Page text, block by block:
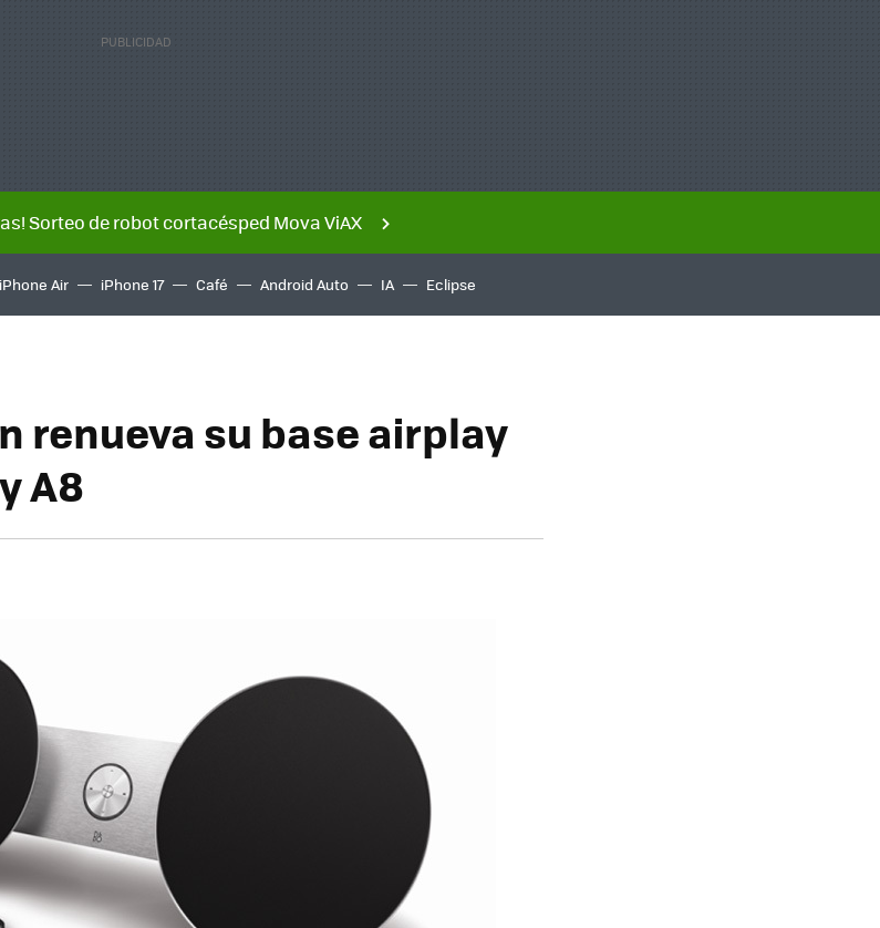
Sorteo de robot cortacésped Mova ViAX
iPhone Air iPhone 17 Café Android Auto IA Eclipse
renueva su base airplay
A8